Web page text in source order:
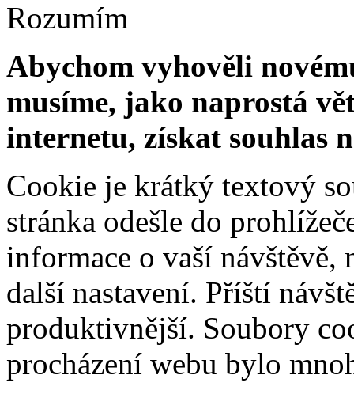
Rozumím
Abychom vyhověli
musíme, jako naprostá
internetu, získat souhlas
Cookie je krátký textový
stránka odešle do
informace o vaší
další nastavení. Příští
produktivnější. Soubory
procházení webu bylo